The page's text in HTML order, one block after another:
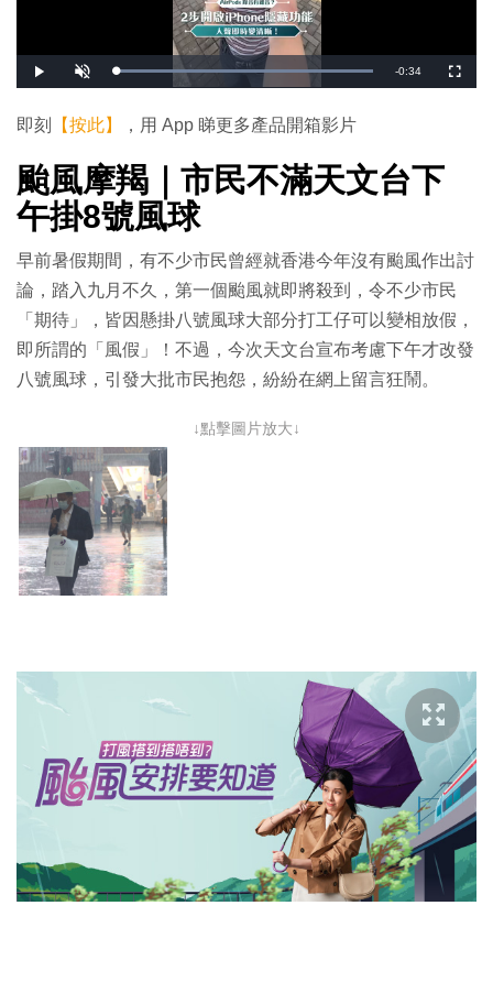
播
放
開
啟
載
:
1
0
%
剩
間
-0:34
全
螢
即刻 【按此】 ，用 App 睇更多產品開箱影片
颱風摩羯｜市民不滿天文台下
午掛8號風球
早前暑假期間，有不少市民曾經就香港今年沒有颱風作出討
論，踏入九月不久，第一個颱風就即將殺到，令不少市民
「期待」，皆因懸掛八號風球大部分打工仔可以變相放假，
即所謂的「風假」！不過，今次天文台宣布考慮下午才改發
八號風球，引發大批市民抱怨，紛紛在網上留言狂鬧。
↓點擊圖片放大↓